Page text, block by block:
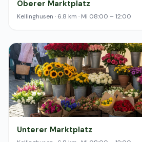
Oberer Marktplatz
Kellinghusen · 6.8 km · Mi 08:00 – 12:00
Unterer Marktplatz